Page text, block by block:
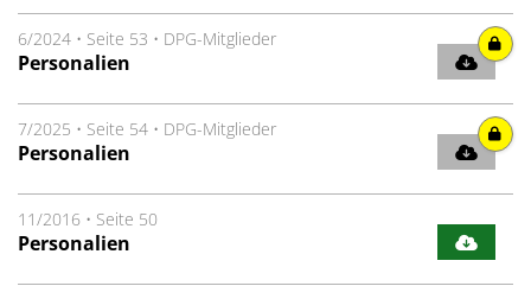
6/2024 • Seite 53 • DPG-Mitglieder
Personalien
7/2025 • Seite 54 • DPG-Mitglieder
Personalien
11/2016 • Seite 50
Personalien